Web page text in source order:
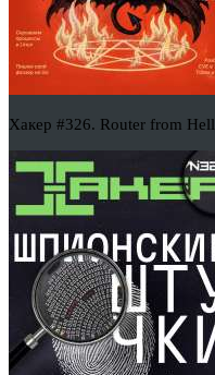
Хакер #326. Router from Hell